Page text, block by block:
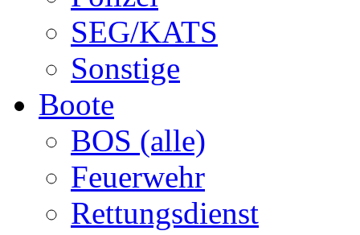
SEG/KATS
Sonstige
Boote
BOS (alle)
Feuerwehr
Rettungsdienst